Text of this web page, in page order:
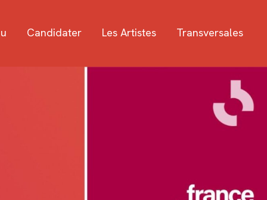
Candidater Les Artistes Transversales